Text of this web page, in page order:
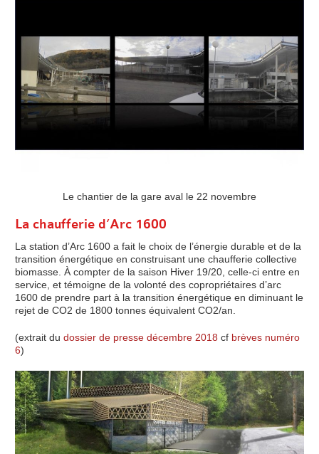
Le chantier de la gare aval le 22 novembre
La chaufferie d’Arc 1600
La station d’Arc 1600 a fait le choix de l’énergie durable et de la
transition énergétique en construisant une chaufferie collective
biomasse. À compter de la saison Hiver 19/20, celle-ci entre en
service, et témoigne de la volonté des copropriétaires d’arc
1600 de prendre part à la transition énergétique en diminuant le
rejet de CO2 de 1800 tonnes équivalent CO2/an.
(extrait dudossier de presse décembre 2018 cf brèves numéro
6)